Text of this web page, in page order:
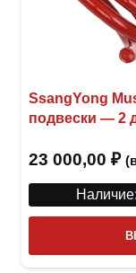
SsangYong
подвески — 2
23 000,00 ₽
Наличие: